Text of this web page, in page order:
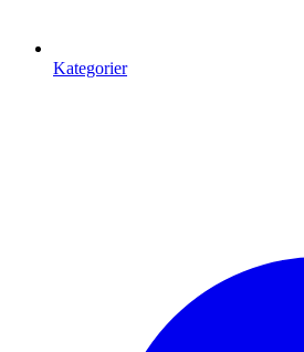
Kategorier